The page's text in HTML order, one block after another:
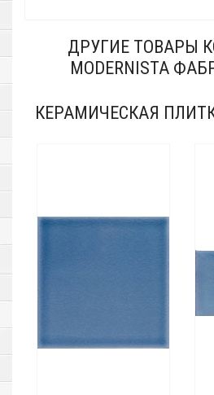
ДРУГИЕ ТОВАРЫ
MODERNISTA
КЕРАМИЧЕСКАЯ